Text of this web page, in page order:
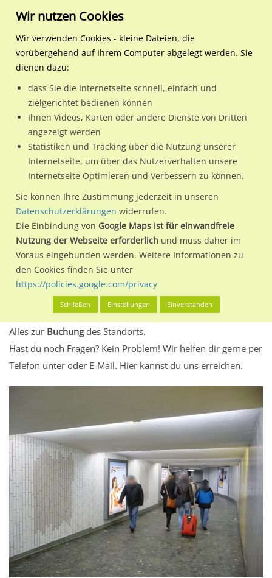
Regionale Plakatwerbung Hamburg
Hamburg, Freie und
U-Bf Wartenau SH A Ri.
Nutze günstige Werbemöglichkeiten am Standort U-Bf
Wartenau SH A Ri. Hbf.Ausg.Landwehr 1 Sto. im Ortsteil
Hohenfelde) in Hamburg, Freie und Hansestadt.
Wir erheben für jede unserer Werbeflächen individuelle und
aktuelleStandortinformationenundLeistungswerte. Damit
kannst du dich schon vor der Buchung im Detail über den
Standort, seine Reichweite und Werbewirkung sowie
eventuelle Beschränkungen in den zugelassenen
Werbeinhalten informieren.
Alles klar? Dann findest du direkt im unteren Teil dieser Seite
Alles zur Buchungdes Standorts.
Hast du noch Fragen? Kein Problem! Wir helfen dir gerne per
Telefon unter oder E-Mail. Hier kannst du uns erreichen.
Wir nutzen Cookies
Wir verwenden Cookies - kleine Dateien, die
vorübergehend auf Ihrem Computer abgelegt werden. Sie
dienen dazu:
dass Sie die Internetseite schnell, einfach und
zielgerichtet bedienen können
Ihnen Videos, Karten oder andere Dienste von Dritten
angezeigt werden
Statistiken und Tracking über die Nutzung unserer
Internetseite, um über das Nutzerverhalten unsere
Internetseite Optimieren und Verbessern zu können.
Sie können Ihre Zustimmung jederzeit in unseren
Datenschutzerklärungen widerrufen.
Die Einbindung von Google Maps ist für einwandfreie
Nutzung der Webseite erforderlich und muss daher im
Voraus eingebunden werden. Weitere Informationen zu
den Cookies finden Sie unter
https://policies.google.com/privacy
Schließen Einstellungen Einverstanden